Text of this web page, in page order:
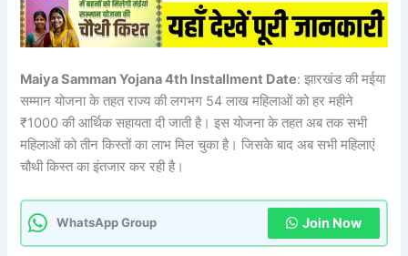
Maiya Samman Yojana 4th Installment Date: झारखंड की मईया
सम्मान योजना के तहत राज्य की लगभग 54 लाख महिलाओं को हर महीने
₹1000 की आर्थिक सहायता दी जाती है। इस योजना के तहत अब तक सभी
महिलाओं को तीन किस्तों का लाभ मिल चुका है। जिसके बाद अब सभी महिलाएं
चौथी किस्त का इंतजार कर रही है।
WhatsApp Group Join Now